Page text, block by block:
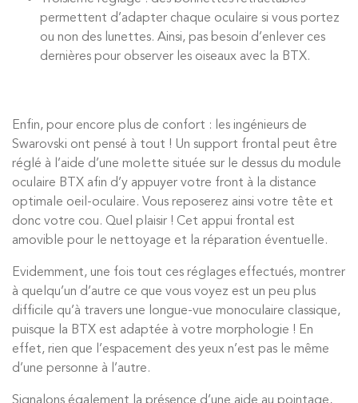
permettent d’adapter chaque oculaire si vous portez
ou non des lunettes. Ainsi, pas besoin d’enlever ces
dernières pour observer les oiseaux avec la BTX.
Enfin, pour encore plus de confort : les ingénieurs de
Swarovski ont pensé à tout ! Un support frontal peut être
réglé à l’aide d’une molette située sur le dessus du module
oculaire BTX afin d’y appuyer votre front à la distance
optimale oeil-oculaire. Vous reposerez ainsi votre tête et
donc votre cou. Quel plaisir ! Cet appui frontal est
amovible pour le nettoyage et la réparation éventuelle.
Evidemment, une fois tout ces réglages effectués, montrer
à quelqu’un d’autre ce que vous voyez est un peu plus
difficile qu’à travers une longue-vue monoculaire classique,
puisque la BTX est adaptée à votre morphologie ! En
effet, rien que l’espacement des yeux n’est pas le même
d’une personne à l’autre.
Signalons également la présence d’une aide au pointage,